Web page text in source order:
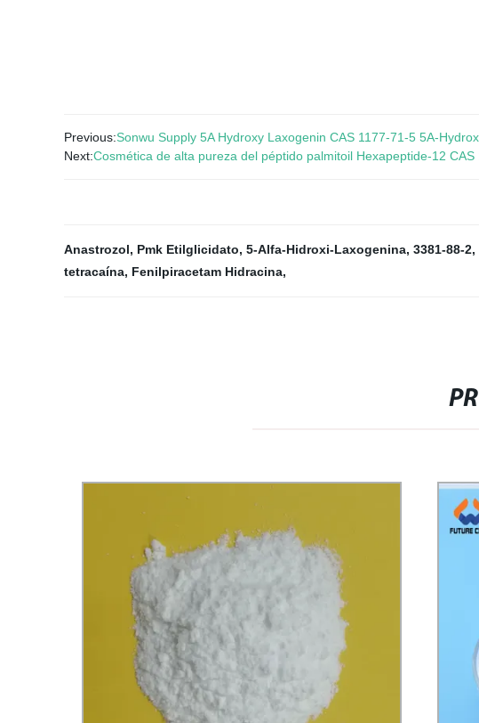
Previous:Sonwu Supply 5A Hydroxy Laxogenin CAS 1177-71-5 5A-
Next:Cosmética de alta pureza del péptido palmitoil Hexapeptide-12
Anastrozol, Pmk Etilglicidato, 5-Alfa-Hidroxi-Laxogenina, 3381-88-2,
tetracaína, Fenilpiracetam Hidracina,